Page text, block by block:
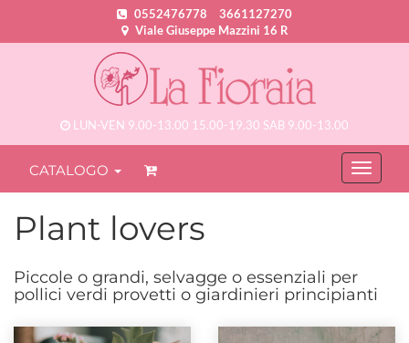
0552476778
3661127270
Viale Giuseppe Mazzini 16 R
LUN-VEN 9.00-13.00 15.00-19.30 SAB 9.00-13.00
CATALOGO
Plant lovers
Piccole o grandi, selvagge o essenziali per
pollici verdi provetti o giardinieri principianti